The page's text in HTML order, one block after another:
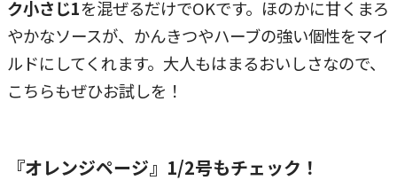
ク小さじ1を混ぜるだけでOKです。ほのかに甘くまろ
やかなソースが、かんきつやハーブの強い個性をマイ
ルドにしてくれます。大人もはまるおいしさなので、
こちらもぜひお試しを！
『オレンジページ』1/2号もチェック！